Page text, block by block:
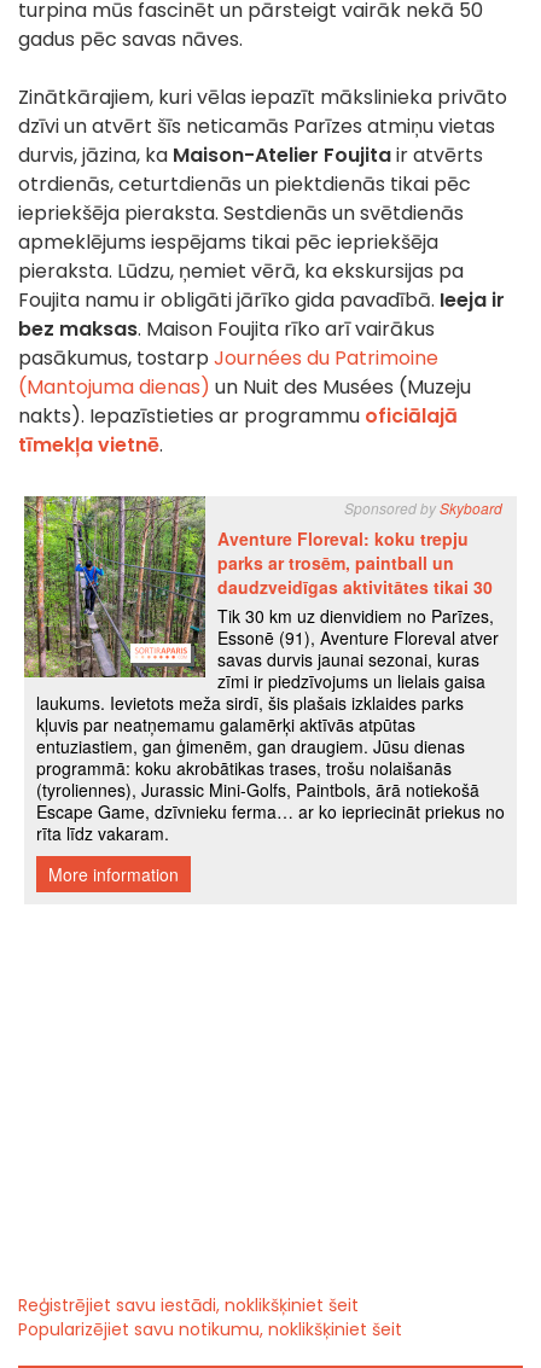
turpina mūs fascinēt un pārsteigt vairāk nekā 50
gadus pēc savas nāves.
Zinātkārajiem, kuri vēlas iepazīt mākslinieka privāto
dzīvi un atvērt šīs neticamās Parīzes atmiņu vietas
durvis, jāzina, ka Maison-Atelier Foujitair atvērts
otrdienās, ceturtdienās un piektdienās tikai pēc
iepriekšēja pieraksta. Sestdienās un svētdienās
apmeklējums iespējams tikai pēc iepriekšēja
pieraksta. Lūdzu, ņemiet vērā, ka ekskursijas pa
Foujita namu ir obligāti jārīko gida pavadībā. Ieeja ir
bez maksas. Maison Foujita rīko arī vairākus
pasākumus, tostarp Journées du Patrimoine
(Mantojuma dienas) un Nuit des Musées (Muzeju
nakts). Iepazīstieties ar programmu oficiālajā
tīmekļa vietnē.
Reģistrējiet savu iestādi, noklikšķiniet šeit
Popularizējiet savu notikumu, noklikšķiniet šeit